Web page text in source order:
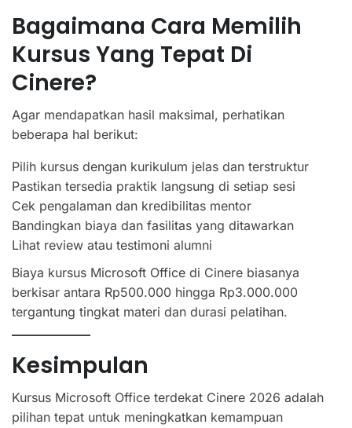
Bagaimana Cara Memilih
Kursus Yang Tepat Di
Cinere?
Agar mendapatkan hasil maksimal, perhatikan
beberapa hal berikut:
Pilih kursus dengan kurikulum jelas dan terstruktur
Pastikan tersedia praktik langsung di setiap sesi
Cek pengalaman dan kredibilitas mentor
Bandingkan biaya dan fasilitas yang ditawarkan
Lihat review atau testimoni alumni
Biaya kursus Microsoft Office di Cinere biasanya
berkisar antara Rp500.000 hingga Rp3.000.000
tergantung tingkat materi dan durasi pelatihan.
Kesimpulan
Kursus Microsoft Office terdekat Cinere 2026 adalah
pilihan tepat untuk meningkatkan kemampuan